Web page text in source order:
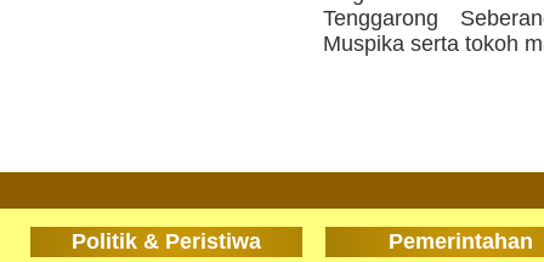
Tenggarong
Muspika serta tokoh
Politik & Peristiwa Pemerintahan